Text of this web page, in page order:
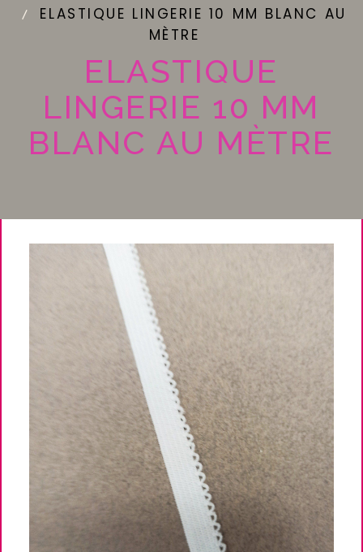
ELASTIQUE LINGERIE 10 MM BLANC AU
MÈTRE
ELASTIQUE
LINGERIE 10 MM
BLANC AU MÈTRE